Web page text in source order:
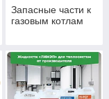
Запасные части к
газовым котлам